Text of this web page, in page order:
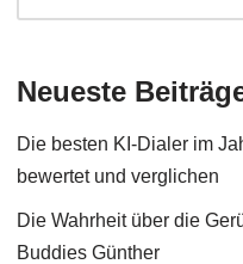
Neueste
Die besten KI-Dialer im
bewertet und verglichen
Die Wahrheit über die
Buddies Günther